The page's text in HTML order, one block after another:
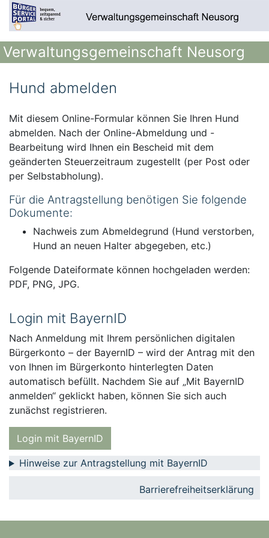
Verwaltungsgemeinschaft Neusorg
Hund abmelden
Mit diesem Online-Formular können Sie Ihren Hund
abmelden. Nach der Online-Abmeldung und -
Bearbeitung wird Ihnen ein Bescheid mit dem
geänderten Steuerzeitraum zugestellt (per Post oder
per Selbstabholung).
Für die Antragstellung benötigen Sie folgende
Dokumente:
Nachweis zum Abmeldegrund (Hund verstorben,
Hund an neuen Halter abgegeben, etc.)
Folgende Dateiformate können hochgeladen werden:
PDF, PNG, JPG.
Login mit BayernID
Nach Anmeldung mit Ihrem persönlichen digitalen
Bürgerkonto – der BayernID – wird der Antrag mit den
von Ihnen im Bürgerkonto hinterlegten Daten
automatisch befüllt. Nachdem Sie auf „Mit BayernID
anmelden“ geklickt haben, können Sie sich auch
zunächst registrieren.
Login mit BayernID
Hinweise zur Antragstellung mit BayernID
Barrierefreiheitserklärung